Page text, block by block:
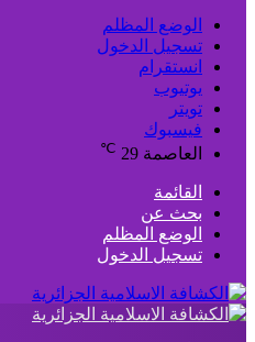
الوضع المظلم
تسجيل الدخول
انستقرام
يوتيوب
تويتر
فيسبوك
العاصمة 29
℃
القائمة
بحث عن
الوضع المظلم
تسجيل الدخول